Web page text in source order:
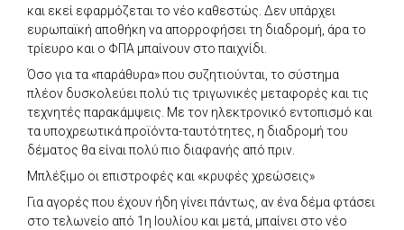
και εκεί εφαρμόζεται το νέο καθεστώς. Δεν υπάρχει
ευρωπαϊκή αποθήκη να απορροφήσει τη διαδρομή, άρα το
τρίευρο και ο ΦΠΑ μπαίνουν στο παιχνίδι.
Όσο για τα «παράθυρα» που συζητιούνται, το σύστημα
πλέον δυσκολεύει πολύ τις τριγωνικές μεταφορές και τις
τεχνητές παρακάμψεις. Με τον ηλεκτρονικό εντοπισμό και
τα υποχρεωτικά προϊόντα-ταυτότητες, η διαδρομή του
δέματος θα είναι πολύ πιο διαφανής από πριν.
Μπλέξιμο οι επιστροφές και «κρυφές χρεώσεις»
Για αγορές που έχουν ήδη γίνει πάντως, αν ένα δέμα φτάσει
στο τελωνείο από 1η Ιουλίου και μετά, μπαίνει στο νέο